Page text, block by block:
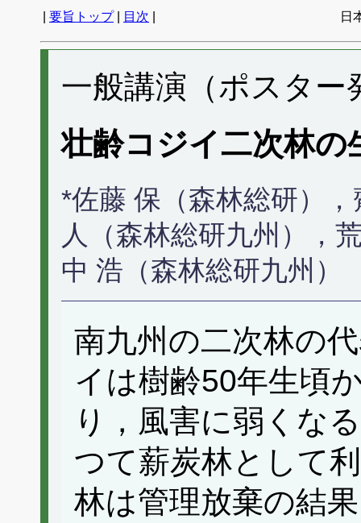
要旨トップ| 目次 日
一般講演（ポスター
壮齢コジイ二次林の
*佐藤 保（森林総研）
人（森林総研九州），
中 浩（森林総研九州）
南九州の二次林の
イは樹齢50年生頃
り，風害に弱くな
つて薪炭林として
林は管理放棄の結